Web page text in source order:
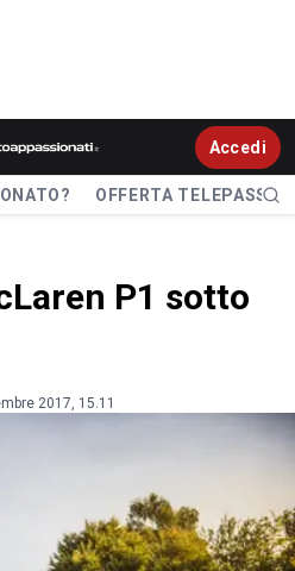
Accedi
OFFERTA TELEPASS
P1 sotto
2017, 15.11